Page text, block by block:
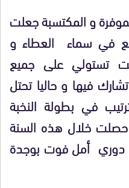
و المكتسبة جعلت
في سماء العطاء و
تستولي على جميع
فيها و حاليا تحتل
في بطولة النخبة
حصلت خلال هذه السنة
دوري أمل فوت بوجدة